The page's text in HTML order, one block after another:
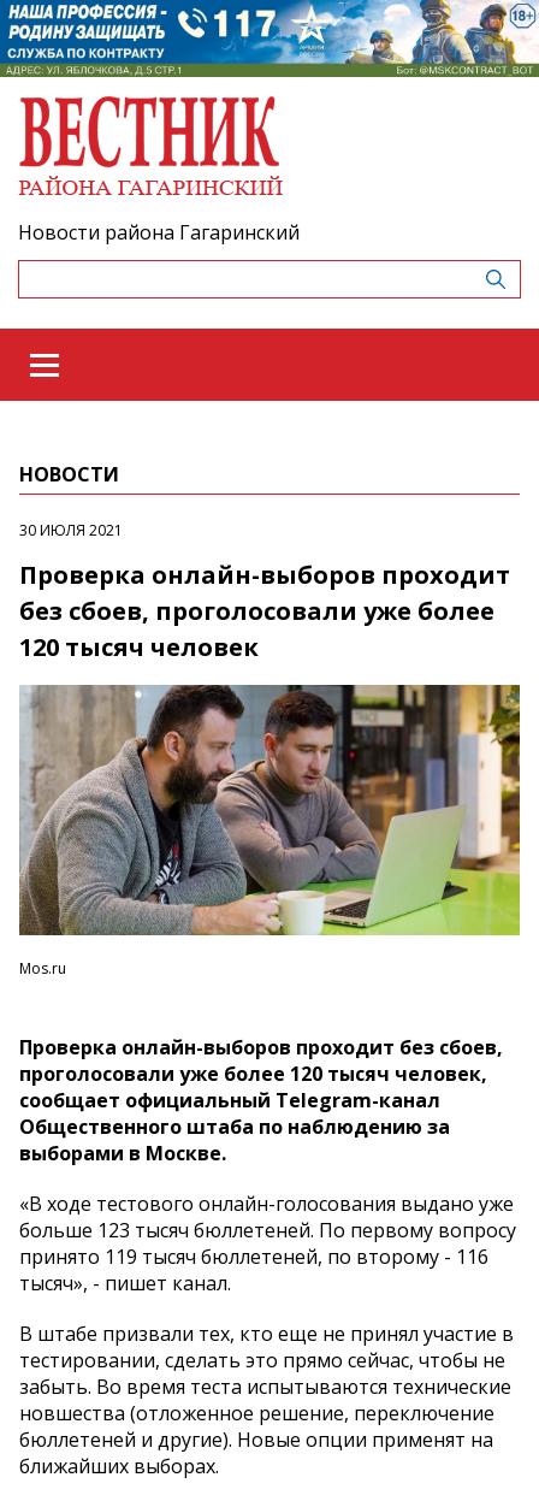
Новости района Гагаринский
НОВОСТИ
30 ИЮЛЯ 2021
Проверка онлайн-выборов проходит
без сбоев, проголосовали уже более
120 тысяч человек
Mos.ru
Проверка онлайн-выборов проходит без сбоев,
проголосовали уже более 120 тысяч человек,
сообщает официальный Telegram-канал
Общественного штаба по наблюдению за
выборами в Москве.
«В ходе тестового онлайн-голосования выдано уже
больше 123 тысяч бюллетеней. По первому вопросу
принято 119 тысяч бюллетеней, по второму - 116
тысяч», - пишет канал.
В штабе призвали тех, кто еще не принял участие в
тестировании, сделать это прямо сейчас, чтобы не
забыть. Во время теста испытываются технические
новшества (отложенное решение, переключение
бюллетеней и другие). Новые опции применят на
ближайших выборах.